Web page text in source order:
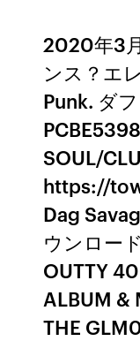
2020年3
ンス？エ
Punk. ダ
SOUL/
https://
Dag
ウンロー
OUTTY
ALBUM &
THE